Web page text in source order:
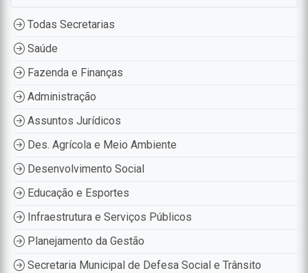
Todas Secretarias
Saúde
Fazenda e Finanças
Administração
Assuntos Jurídicos
Des. Agrícola e Meio Ambiente
Desenvolvimento Social
Educação e Esportes
Infraestrutura e Serviços Públicos
Planejamento da Gestão
Secretaria Municipal de Defesa Social e Trânsito